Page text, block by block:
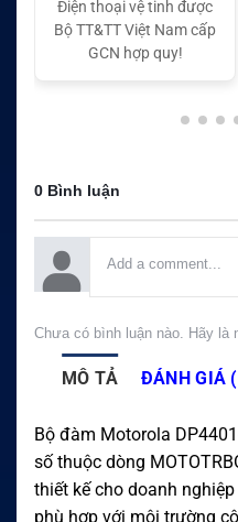
Điện thoại vệ tinh đạt tiêu
chuẩn chất lượng quốc
tế
0 Bình luận
Chưa có bình luận nào. Hãy là
MÔ TẢ ĐÁNH GIÁ
Bộ đàm Motorola
số thuộc dòng
thiết kế cho doanh
phù hợp với môi trường